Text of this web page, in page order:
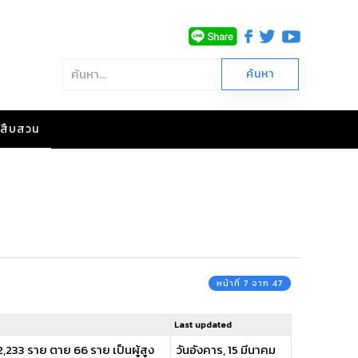
บสวน
หน้าที่ 7 จาก 47
Last updated
ราย ตาย 66 ราย เป็นผู้สูง วันอังคาร, 15 มีนาคม